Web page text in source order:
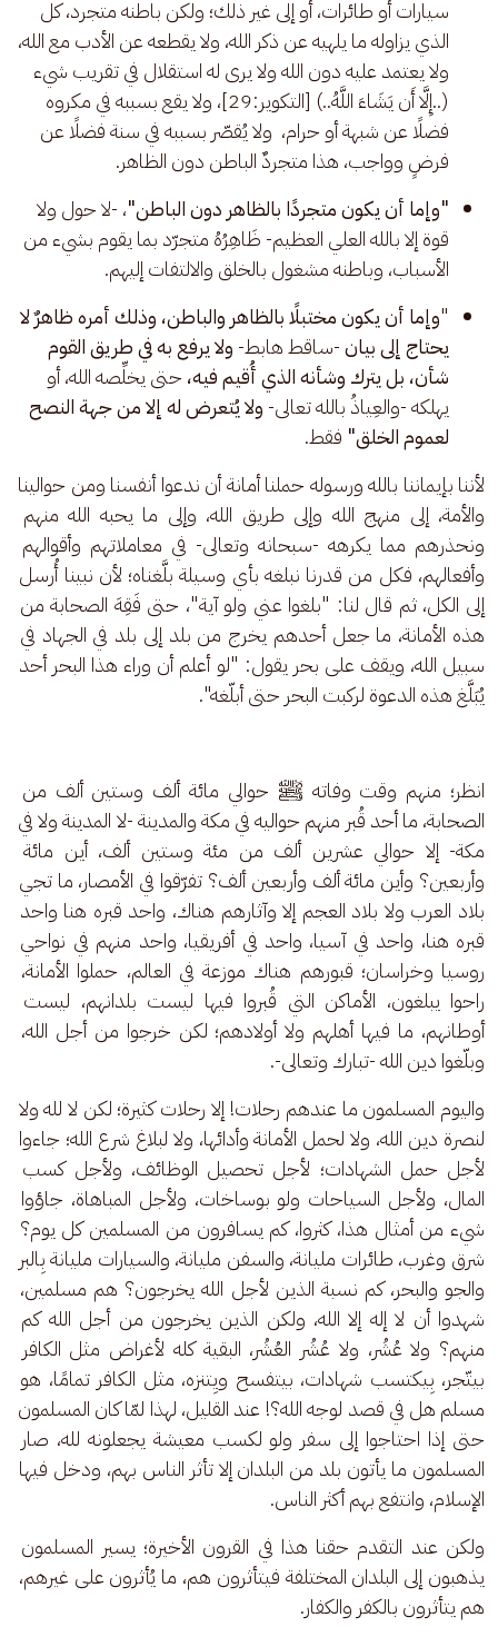
سيارات أو طائرات، أو إلى غير ذلك؛ ولكن باطنه متجرد، كل
الذي يزاوله ما يلهيه عن ذكر الله، ولا يقطعه عن الأدب مع الله،
ولا يعتمد عليه دون الله ولا يرى له استقلال في تقريب شيء
(..إِلَّا أَن يَشَاءَ اللَّهُ..) [التكوير:29]، ولا يقع بسببه في مكروه
فضلًا عن شبهة أو حرام،  ولا يُقصّر بسببه في سنة فضلًا عن
فرضٍ وواجب، هذا متجردٌ الباطن دون الظاهر.
"وإما أن يكون متجردًا بالظاهر دون الباطن"، -لا حول ولا
قوة إلا بالله العلي العظيم- ظَاهِرُهُ متجرّد بما يقوم بشيء من
الأسباب، وباطنه مشغول بالخلق والالتفات إليهم.
"وإما أن يكون مختبلًا بالظاهر والباطن، وذلك أمره ظاهرٌ لا
يحتاج إلى بيان -ساقط هابط- ولا يرفع به في طريق القوم
شأن، بل يترك وشأنه الذي أُقيم فيه، حتى يخلِّصه الله، أو
يهلكه -والعِياذُ بالله تعالى- ولا يُتعرض له إلا من جهة النصح
لعموم الخلق" فقط.
لأننا بإيماننا بالله ورسوله حملنا أمانة أن ندعوا أنفسنا ومن حوالينا
والأمة، إلى منهج الله وإلى طريق الله، وإلى ما يحبه الله منهم
ونحذرهم مما يكرهه -سبحانه وتعالى- في معاملاتهم وأقوالهم
وأفعالهم، فكل من قدرنا نبلغه بأي وسيلة بلَّغناه؛ لأن نبينا أُرسل
إلى الكل، ثم قال لنا: "بلغوا عني ولو آية"، حتى فَقِهَ الصحابة من
هذه الأمانة، ما جعل أحدهم يخرج من بلد إلى بلد في الجهاد في
سبيل الله، ويقف على بحر يقول: "لو أعلم أن وراء هذا البحر أحد
يُبَلَّغ هذه الدعوة لركبت البحر حتى أبلّغه".
انظر؛ منهم وقت وفاته ﷺ حوالي مائة ألف وستين ألف من
الصحابة، ما أحد قُبر منهم حواليه في مكة والمدينة -لا المدينة ولا في
مكة- إلا حوالي عشرين ألف من مئة وستين ألف، أين مائة
وأربعين؟ وأين مائة ألف وأربعين ألف؟ تفرّقوا في الأمصار، ما تجي
بلاد العرب ولا بلاد العجم إلا وآثارهم هناك، واحد قبره هنا واحد
قبره هنا، واحد في آسيا، واحد في أفريقيا، واحد منهم في نواحي
روسيا وخراسان؛ قبورهم هناك موزعة في العالم، حملوا الأمانة،
راحوا يبلغون، الأماكن التي قُبروا فيها ليست بلدانهم، ليست
أوطانهم، ما فيها أهلهم ولا أولادهم؛ لكن خرجوا من أجل الله،
وبلّغوا دين الله -تبارك وتعالى-.
واليوم المسلمون ما عندهم رحلات! إلا رحلات كثيرة؛ لكن لا لله ولا
لنصرة دين الله، ولا لحمل الأمانة وأدائها، ولا لبلاغ شرع الله؛ جاءوا
لأجل حمل الشهادات؛ لأجل تحصيل الوظائف، ولأجل كسب
المال، ولأجل السياحات ولو بوساخات، ولأجل المباهاة، جاؤوا
شيء من أمثال هذا، كثروا، كم يسافرون من المسلمين كل يوم؟
شرق وغرب، طائرات مليانة، والسفن مليانة، والسيارات مليانة بِالبر
والجو والبحر، كم نسبة الذين لأجل الله يخرجون؟ هم مسلمين،
شهدوا أن لا إله إلا الله، ولكن الذين يخرجون من أجل الله كم
منهم؟ ولا عُشُر، ولا عُشُر العُشُر، البقية كله لأغراض مثل الكافر
بيتّجر، بِيكتسب شهادات، بيتفسح ويِتنزه، مثل الكافر تمامًا، هو
مسلم هل في قصد لوجه الله؟! عند القليل، لهذا لمّا كان المسلمون
حتى إذا احتاجوا إلى سفر ولو لكسب معيشة يجعلونه لله، صار
المسلمون ما يأتون بلد من البلدان إلا تأثر الناس بهم، ودخل فيها
الإسلام، وانتفع بهم أكثر الناس.
ولكن عند التقدم حقنا هذا في القرون الأخيرة؛ يسير المسلمون
يذهبون إلى البلدان المختلفة فيتأثرون هم، ما يُأثرون على غيرهم،
هم يتأثرون بالكفر والكفار.